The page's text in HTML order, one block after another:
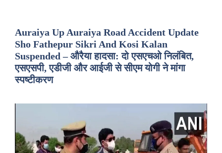
Auraiya Up Auraiya Road Accident Update
Sho Fathepur Sikri And Kosi Kalan
Suspended – औरैया हादसा: दो एसएचओ निलंबित,
एसएसपी, एडीजी और आईजी से सीएम योगी ने मांगा
स्पष्टीकरण